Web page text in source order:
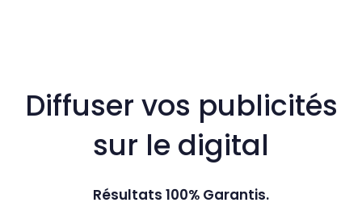
Diffuser vos publicités
sur le digital
Résultats 100% Garantis.